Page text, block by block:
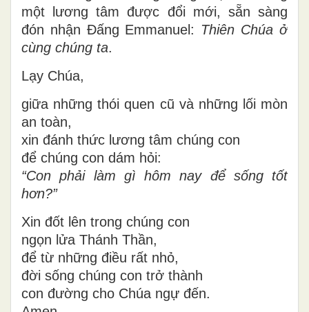
một lương tâm được đổi mới, sẵn sàng
đón nhận Đấng Emmanuel: Thiên Chúa ở
cùng chúng ta.
Lạy Chúa,
giữa những thói quen cũ và những lối mòn
an toàn,
xin đánh thức lương tâm chúng con
để chúng con dám hỏi:
“Con phải làm gì hôm nay để sống tốt
hơn?”
Xin đốt lên trong chúng con
ngọn lửa Thánh Thần,
để từ những điều rất nhỏ,
đời sống chúng con trở thành
con đường cho Chúa ngự đến.